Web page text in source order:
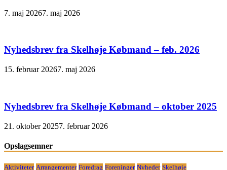
7. maj 20267. maj 2026
Nyhedsbrev fra Skelhøje Købmand – feb. 2026
15. februar 20267. maj 2026
Nyhedsbrev fra Skelhøje Købmand – oktober 2025
21. oktober 20257. februar 2026
Opslagsemner
Aktiviteter Arrangementer Foredrag Foreninger Nyheder Skelhøje